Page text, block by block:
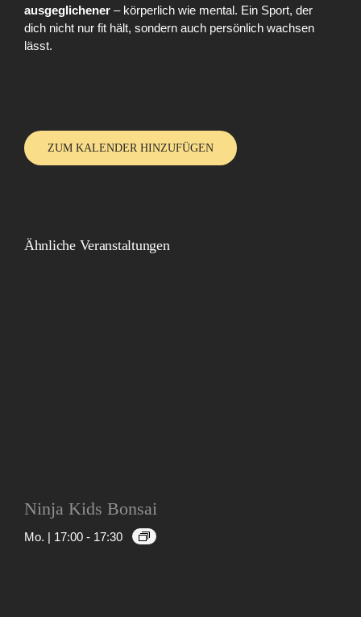
ausgeglichener – körperlich wie mental. Ein Sport, der
dich nicht nur fit hält, sondern auch persönlich wachsen
lässt.
ZUM KALENDER HINZUFÜGEN
Ähnliche Veranstaltungen
Ninja Kids Bonsai
Mo. | 17:00 - 17:30